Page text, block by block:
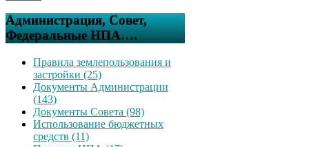
Администрация, Совет,
Федеральные НПА….
Правила землепользования и
застройки (25)
Документы Администрации
(143)
Документы Совета (98)
Использование бюджетных
средств (11)